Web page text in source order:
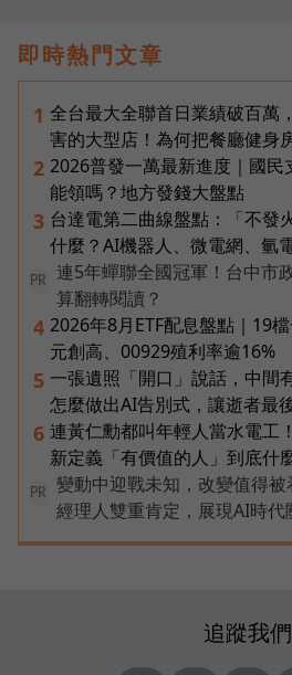
即時熱門文章
1 全台最大全聯首日業績破百萬
害的大型店！為何把餐廳健身
2 2026普發一萬最新進度｜國民
能領嗎？地方發錢大盤點
3 台達電第二曲線盤點：「不發
什麼？AI機器人、微電網、氫
PR
連5年蟬聯全國冠軍！台中市
算翻轉閱讀？
4 2026年8月ETF配息盤點｜19
元創高、00929殖利率逾16%
5 一張遺照「開口」說話，中間
怎麼做出AI告別式，讓逝者最
6 連黃仁勳都叫年輕人當水電工
新定義「有價值的人」到底什
PR
變動中迎戰未知，改變值得
經理人雙重肯定，展現AI時代
追蹤我們